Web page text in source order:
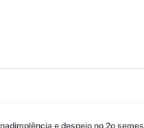
e despejo no 2o